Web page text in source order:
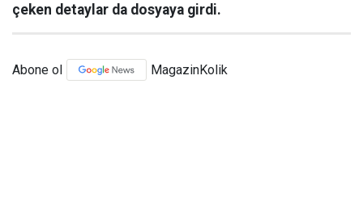
çeken detaylar da dosyaya girdi.
Abone ol MagazinKolik